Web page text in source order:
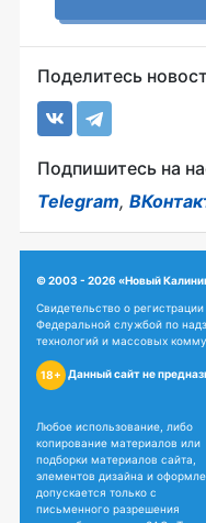
Поделитесь
Подпишитесь на
Telegram,
© 2003 - 2026 «Новый
Свидетельство о
Федеральной службой по
технологий и массовых
18+ Данный сайт не
Любое использование, либо
копирование материалов или
подборки материалов сайта,
элементов дизайна и
допускается только с
письменного разрешения